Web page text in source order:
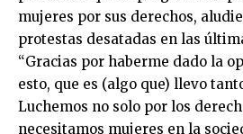
mujeres por sus derechos,
protestas desatadas en las
“Gracias por haberme dado la
esto, que es (algo que) llevo
Luchemos no solo por los
necesitamos mujeres en la